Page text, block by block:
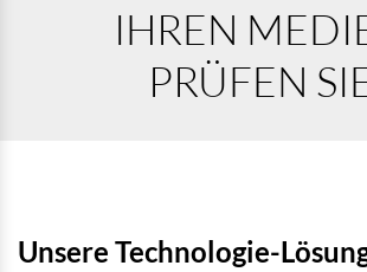
IHREN
PRÜFEN
Unsere Technologie-